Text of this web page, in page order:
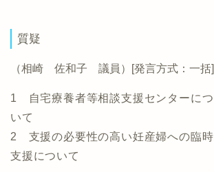
質疑
（相崎 佐和子 議員）[発言方式：一括]
1 自宅療養者等相談支援センターにつ
いて
2 支援の必要性の高い妊産婦への臨時
支援について